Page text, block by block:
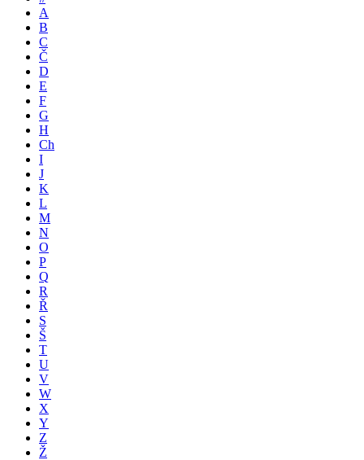
A
B
C
Č
D
E
F
G
H
Ch
I
J
K
L
M
N
O
P
Q
R
Ř
S
Š
T
U
V
W
X
Y
Z
Ž